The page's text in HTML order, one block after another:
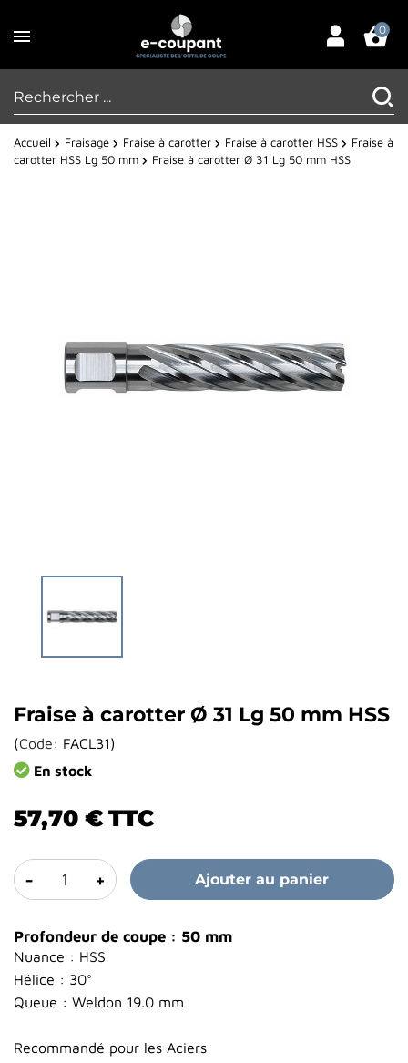
0
Accueil Fraisage Fraise à carotter Fraise à carotter HSS
Fraise à
carotter HSS Lg 50 mm
Fraise à carotter Ø 31 Lg 50 mm HSS
Fraise à carotter Ø 31 Lg 50 mm HSS
(Code: FACL31)
En stock
57,70 €TTC
- + Ajouter au panier
Profondeur de coupe : 50 mm
Nuance : HSS
Hélice : 30°
Queue : Weldon 19.0 mm
Recommandé pour les Aciers